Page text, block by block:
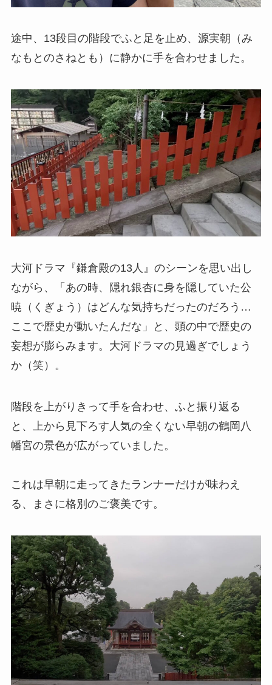
途中、13段目の階段でふと足を止め、源実朝（み
なもとのさねとも）に静かに手を合わせました。
大河ドラマ『鎌倉殿の13人』のシーンを思い出し
ながら、「あの時、隠れ銀杏に身を隠していた公
暁（くぎょう）はどんな気持ちだったのだろう…
ここで歴史が動いたんだな」と、頭の中で歴史の
妄想が膨らみます。大河ドラマの見過ぎでしょう
か（笑）。
階段を上がりきって手を合わせ、ふと振り返る
と、上から見下ろす人気の全くない早朝の鶴岡八
幡宮の景色が広がっていました。
これは早朝に走ってきたランナーだけが味わえ
る、まさに格別のご褒美です。